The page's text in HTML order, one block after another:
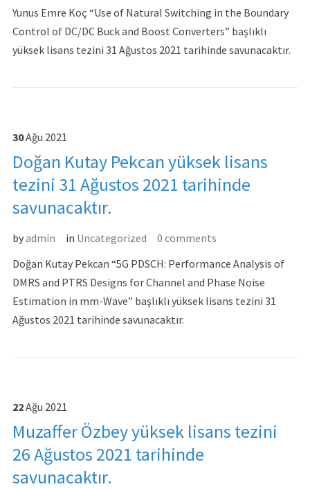
Yunus Emre Koç “Use of Natural Switching in the Boundary
Control of DC/DC Buck and Boost Converters” başlıklı
yüksek lisans tezini 31 Ağustos 2021 tarihinde savunacaktır.
30Ağu 2021
Doğan Kutay Pekcan yüksek lisans
tezini 31 Ağustos 2021 tarihinde
savunacaktır.
byadmin in Uncategorized
0 comments
Doğan Kutay Pekcan “5G PDSCH: Performance Analysis of
DMRS and PTRS Designs for Channel and Phase Noise
Estimation in mm-Wave” başlıklı yüksek lisans tezini 31
Ağustos 2021 tarihinde savunacaktır.
22Ağu 2021
Muzaffer Özbey yüksek lisans tezini
26 Ağustos 2021 tarihinde
savunacaktır.